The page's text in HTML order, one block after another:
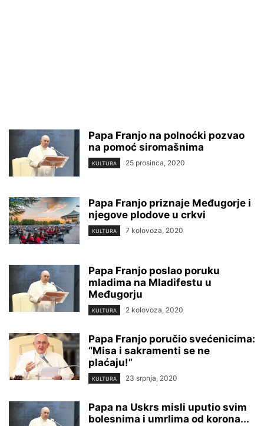
Papa Franjo na polnoćki pozvao
na pomoć siromašnima
KULTURA 25 prosinca, 2020
Papa Franjo priznaje Međugorje i
njegove plodove u crkvi
KULTURA 7 kolovoza, 2020
Papa Franjo poslao poruku
mladima na Mladifestu u
Međugorju
KULTURA 2 kolovoza, 2020
Papa Franjo poručio svećenicima:
“Misa i sakramenti se ne
plaćaju!”
KULTURA 23 srpnja, 2020
Papa na Uskrs misli uputio svim
bolesnima i umrlima od korona...